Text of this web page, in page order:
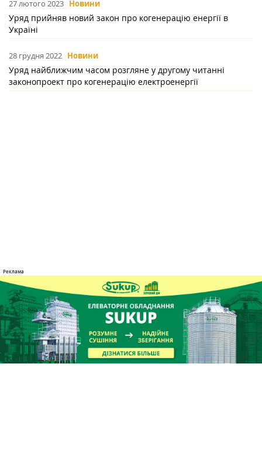
27 лютого 2023 Новини
Уряд прийняв новий закон про когенерацію енергії в
Україні
28 грудня 2022 Новини
Уряд найближчим часом розгляне у другому читанні
законопроект про когенерацію електроенергії